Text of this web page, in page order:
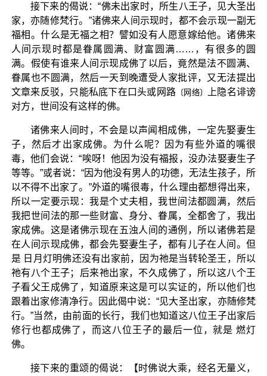
接下来的偈说：“佛未出家时，所生八王子，见大圣出
家，亦随修梵行。”诸佛来人间示现时，都不会示现一副无
福相。什么是无福之相？譬如没有人愿意嫁给他。诸佛来
人间示现时都是眷属圆满、财富圆满……，有很多的圆
满。假使有谁来人间示现成佛了以后，竟然是法不圆满、
眷属也不圆满，然后一天到晚遭受人家批评，又无法提出
文章来反驳，只能私底下在口头或网路 〔网络〕
上隐名诽谤
对方，世间没有这样的佛。
诸佛来人间时，不会是以声闻相成佛，一定先娶妻生
子，然后才出家成佛。为什么呢？因为有些外道的嘴很
毒，他们会说：“唉呀！他因为没有福报，没办法娶妻生子
等等。”或者说：“因为他没有男人的功德，无法生孩子，所
以不得不出家了。”外道的嘴很毒，什么理由都想得出来，
所以一定要示现：我是个丈夫相，我世间法都圆满，然后
我把世间法的那一些财富、身分、眷属，全都舍了，我出
家成佛。这是诸佛示现在五浊人间的通例，所以诸佛若是
在人间示现成佛，都会先娶妻生子，都有儿子在人间。但
是 日月灯明佛还没有出家前，因为祂是当转轮圣王，所以
祂有八个王子；后来祂出家，不久成佛了，所以这八个王
子看父王成佛了，知道原来这是可以实证的，所以他们也
跟着出家修清净行。因此偈中说：“见大圣出家，亦随修梵
行。”当然，由前面的长行，我们也知道这八位王子出家后
修行也都成佛了，而这八位王子的最后一位，就是 燃灯
佛。
接下来的重颂的偈说：【时佛说大乘，经名无量义，